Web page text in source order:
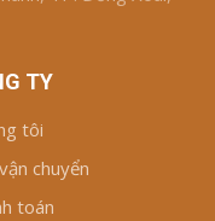
TY
tôi
chuyển
toán